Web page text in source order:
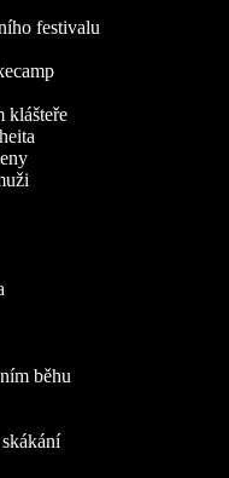
festivalu
klášteře
běhu